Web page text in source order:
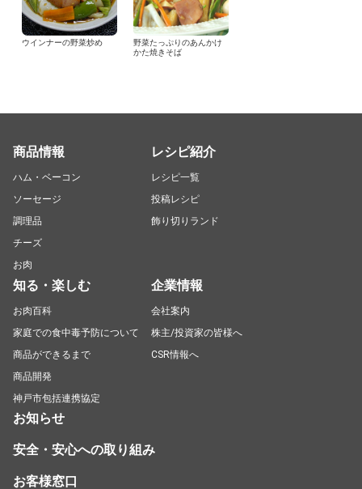
ウインナーの野菜炒め
野菜たっぷりのあんかけ
かた焼きそば
商品情報
ハム・ベーコン
ソーセージ
調理品
チーズ
お肉
レシピ紹介
レシピ一覧
投稿レシピ
飾り切りランド
知る・楽しむ
お肉百科
家庭での食中毒予防について
商品ができるまで
商品開発
神戸市包括連携協定
企業情報
会社案内
株主/投資家の皆様へ
CSR情報へ
お知らせ
安全・安心への取り組み
お客様窓口